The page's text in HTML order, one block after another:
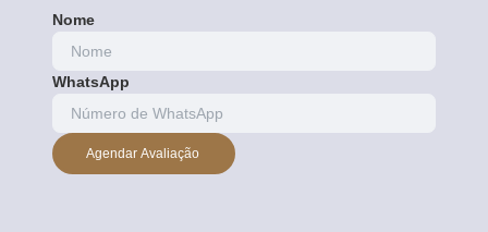
Nome
WhatsApp
Agendar Avaliação